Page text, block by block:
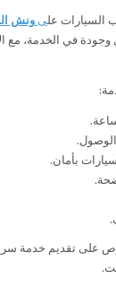
السيارات علىونش
في الخدمة، مع
بأمان.
على تقديم خدمة